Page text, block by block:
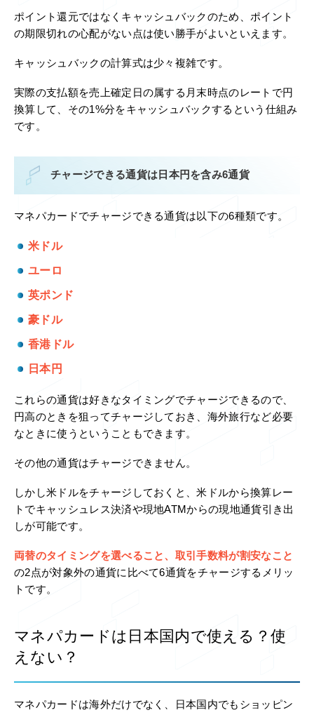
ポイント還元ではなくキャッシュバックのため、ポイント
の期限切れの心配がない点は使い勝手がよいといえます。
キャッシュバックの計算式は少々複雑です。
実際の支払額を売上確定日の属する月末時点のレートで円
換算して、その1%分をキャッシュバックするという仕組み
です。
チャージできる通貨は日本円を含み6通貨
マネパカードでチャージできる通貨は以下の6種類です。
米ドル
ユーロ
英ポンド
豪ドル
香港ドル
日本円
これらの通貨は好きなタイミングでチャージできるので、
円高のときを狙ってチャージしておき、海外旅行など必要
なときに使うということもできます。
その他の通貨はチャージできません。
しかし米ドルをチャージしておくと、米ドルから換算レー
トでキャッシュレス決済や現地ATMからの現地通貨引き出
しが可能です。
両替のタイミングを選べること、取引手数料が割安なこと
の2点が対象外の通貨に比べて6通貨をチャージするメリッ
トです。
マネパカードは日本国内で使える？使
えない？
マネパカードは海外だけでなく、日本国内でもショッピン